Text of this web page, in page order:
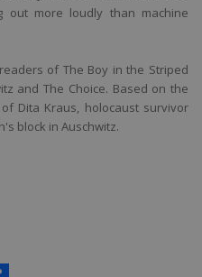
out more loudly than machine
of The Boy in the Striped
and The Choice. Based on the
Dita Kraus, holocaust survivor
block in Auschwitz.